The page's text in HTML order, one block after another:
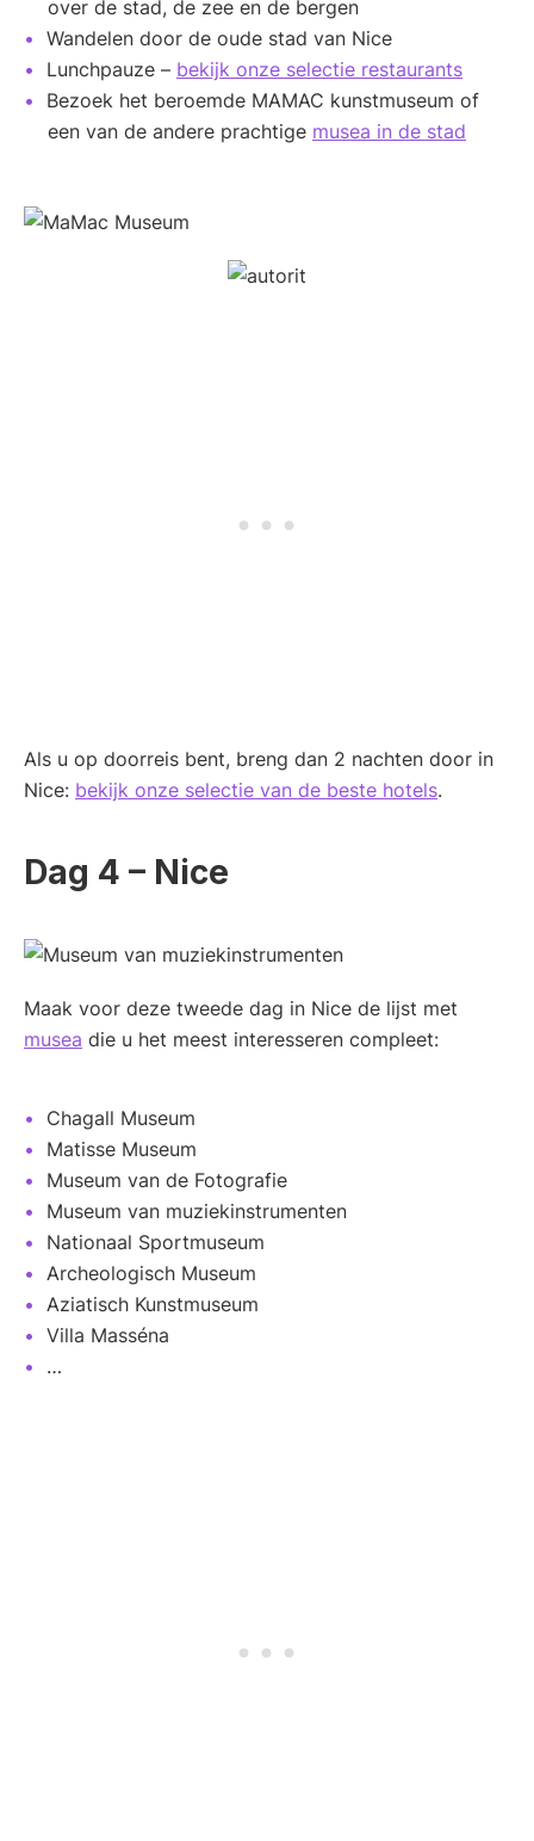
over de stad, de zee en de bergen
Wandelen door de oude stad van Nice
Lunchpauze – bekijk onze selectie restaurants
Bezoek het beroemde MAMAC kunstmuseum of
een van de andere prachtige musea in de stad
Als u op doorreis bent, breng dan 2 nachten door in
Nice: bekijk onze selectie van de beste hotels.
Dag 4 – Nice
Maak voor deze tweede dag in Nice de lijst met
musea die u het meest interesseren compleet:
Chagall Museum
Matisse Museum
Museum van de Fotografie
Museum van muziekinstrumenten
Nationaal Sportmuseum
Archeologisch Museum
Aziatisch Kunstmuseum
Villa Masséna
…